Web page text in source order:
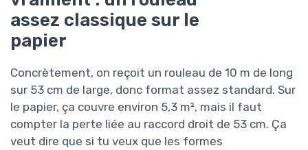
assez classique sur le
papier
Concrètement, on reçoit un rouleau de 10 m de long
sur 53 cm de large, donc format assez standard. Sur
le papier, ça couvre environ 5,3 m², mais il faut
compter la perte liée au raccord droit de 53 cm. Ça
veut dire que si tu veux que les formes